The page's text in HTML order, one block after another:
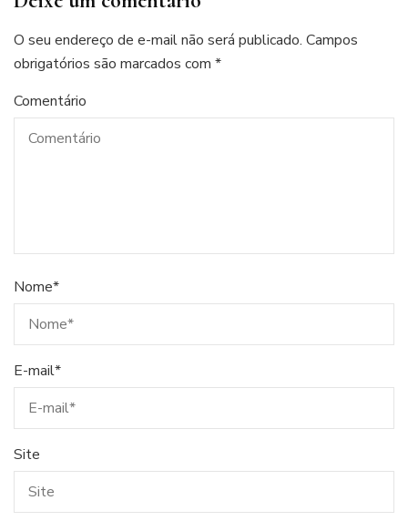
O seu endereço de e-mail não será publicado. Campos
obrigatórios são marcados com *
Comentário
Nome*
E-mail*
Site